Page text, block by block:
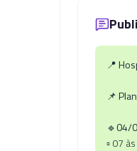
📍
📌
🔹04/
▫️ 07